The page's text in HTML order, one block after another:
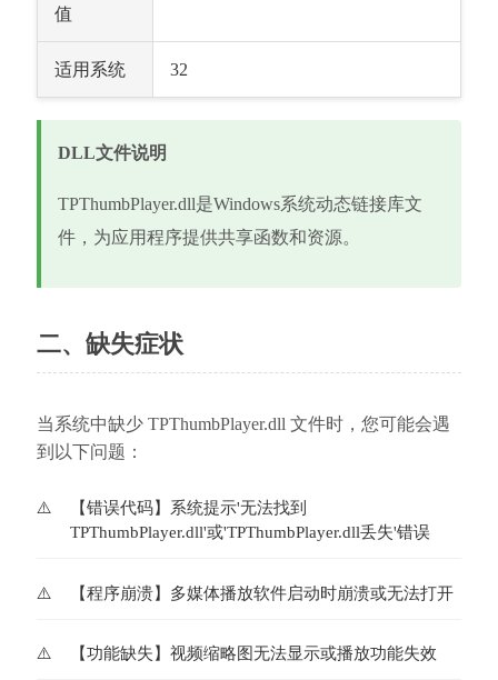
值
适用系统 32
DLL文件说明
TPThumbPlayer.dll是Windows系统动态链接库文
件，为应用程序提供共享函数和资源。
二、缺失症状
当系统中缺少 TPThumbPlayer.dll 文件时，您可能会遇
到以下问题：
【错误代码】系统提示'无法找到
TPThumbPlayer.dll'或'TPThumbPlayer.dll丢失'错误
【程序崩溃】多媒体播放软件启动时崩溃或无法打开
【功能缺失】视频缩略图无法显示或播放功能失效